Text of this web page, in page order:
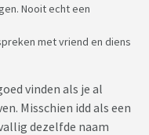
Nooit echt een
met vriend en diens
vinden als je al
Misschien idd als een
dezelfde naam